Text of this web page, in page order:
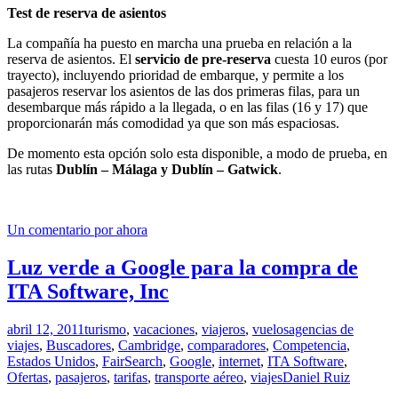
Test de reserva de asientos
La compañía ha puesto en marcha una prueba en relación a la
reserva de asientos. El servicio de pre-reserva cuesta 10 euros (por
trayecto), incluyendo prioridad de embarque, y permite a los
pasajeros reservar los asientos de las dos primeras filas, para un
desembarque más rápido a la llegada, o en las filas (16 y 17) que
proporcionarán más comodidad ya que son más espaciosas.
De momento esta opción solo esta disponible, a modo de prueba, en
las rutas Dublín – Málaga y Dublín – Gatwick.
Un comentario por ahora
Luz verde a Google para la compra de
ITA Software, Inc
abril 12, 2011turismo, vacaciones, viajeros, vuelosagencias de
viajes, Buscadores, Cambridge, comparadores, Competencia,
Estados Unidos, FairSearch, Google, internet, ITA Software,
Ofertas, pasajeros, tarifas, transporte aéreo, viajesDaniel Ruiz